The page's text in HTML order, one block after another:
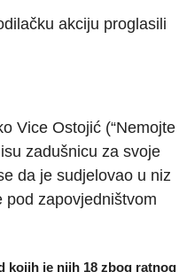
akciju proglasili
Vice Ostojić (“Nemojte
zadušnicu za svoje
da je sudjelovao u niz
pod zapovjedništvom
kojih je njih 18 zbog ratnog